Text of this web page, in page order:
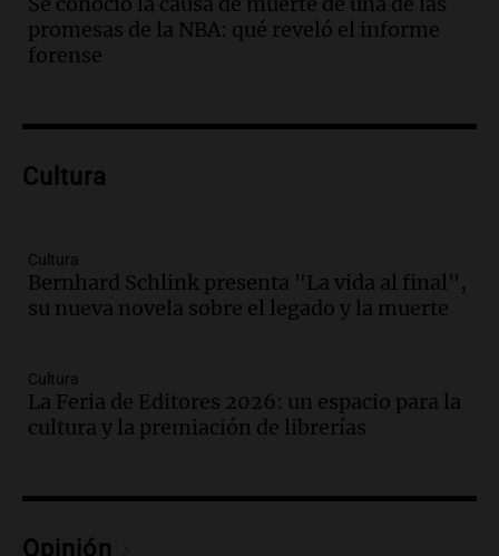
edificios y una casa del estudiante para
jóvenes de la región
Panorama Federal
Audio.Preparativos finales para la gran
Bulaya este sábado
Audio.
Congreso y evacuación por derrame de
oxígeno en Montecastro
Audio.
Río Gallegos reporta frío extremo
y llega avión para escuelas de la décima
brigada aérea
como enfermedad laboral tras la muerte
promesas de la NBA: qué reveló el informe
forense
Cultura
Cultura
Bernhard Schlink presenta "La vida al final",
su nueva novela sobre el legado y la muerte
Cultura
La Feria de Editores 2026: un espacio para la
cultura y la premiación de librerías
Opinión